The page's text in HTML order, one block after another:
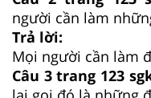
người cần làm
Trả lời:
Mọi người cần làm
Câu 3 trang 123